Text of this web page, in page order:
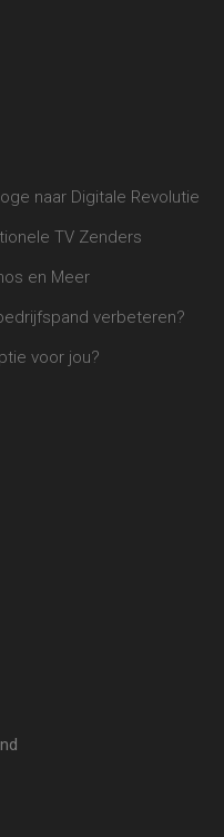
naar Digitale Revolutie
TV Zenders
en Meer
verbeteren?
voor jou?